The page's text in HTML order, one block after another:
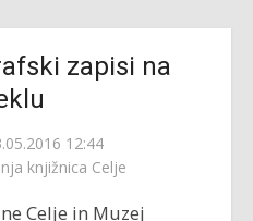
zapisi na
12:44
knjižnica Celje
Celje in Muzej